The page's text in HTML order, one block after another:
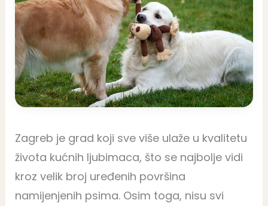
Zagreb je grad koji sve više ulaže u kvalitetu
života kućnih ljubimaca, što se najbolje vidi
kroz velik broj uređenih površina
namijenjenih psima. Osim toga, nisu svi